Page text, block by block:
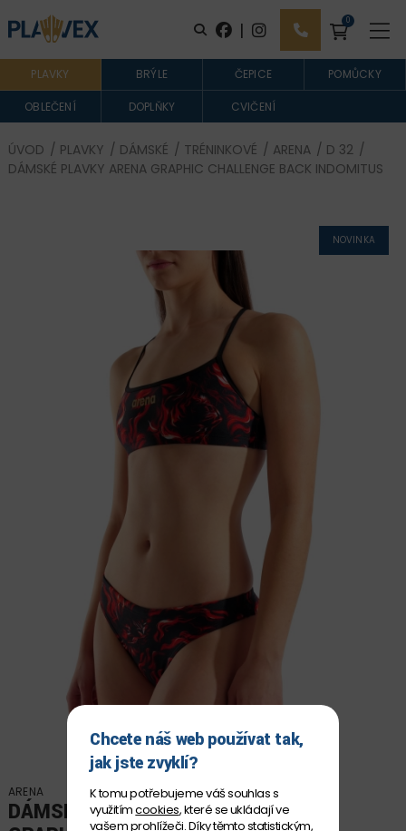
| 0
PLAVKY BRÝLE ČEPICE POMŮCKY
OBLEČENÍ DOPLŇKY CVIČENÍ
ÚVOD / PLAVKY / DÁMSKÉ / TRÉNINKOVÉ / ARENA / D 32 /
DÁMSKÉ PLAVKY ARENA GRAPHIC CHALLENGE BACK INDOMITUS
NOVINKA
ARENA
DÁMSKÉ PLAVKY ARENA
Chcete náš web používat tak,
jak jste zvyklí?
K tomu potřebujeme váš souhlas s
využitímcookies, které se ukládají ve
vašem prohlížeči. Díky těmto statistickým,